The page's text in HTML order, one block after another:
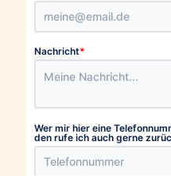
Nachricht*
Wer mir hier eine
den rufe ich auch gerne